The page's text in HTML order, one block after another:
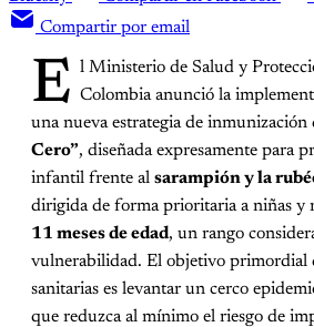
Compartir por email
E l Ministerio de Salud y
Colombia anunció la
una nueva estrategia de inmunización
Cero”, diseñada expresamente para
infantil frente al sarampión y la
dirigida de forma prioritaria a niñas y
11 meses de edad, un rango
vulnerabilidad. El objetivo primordial
sanitarias es levantar un cerco
que reduzca al mínimo el riesgo de